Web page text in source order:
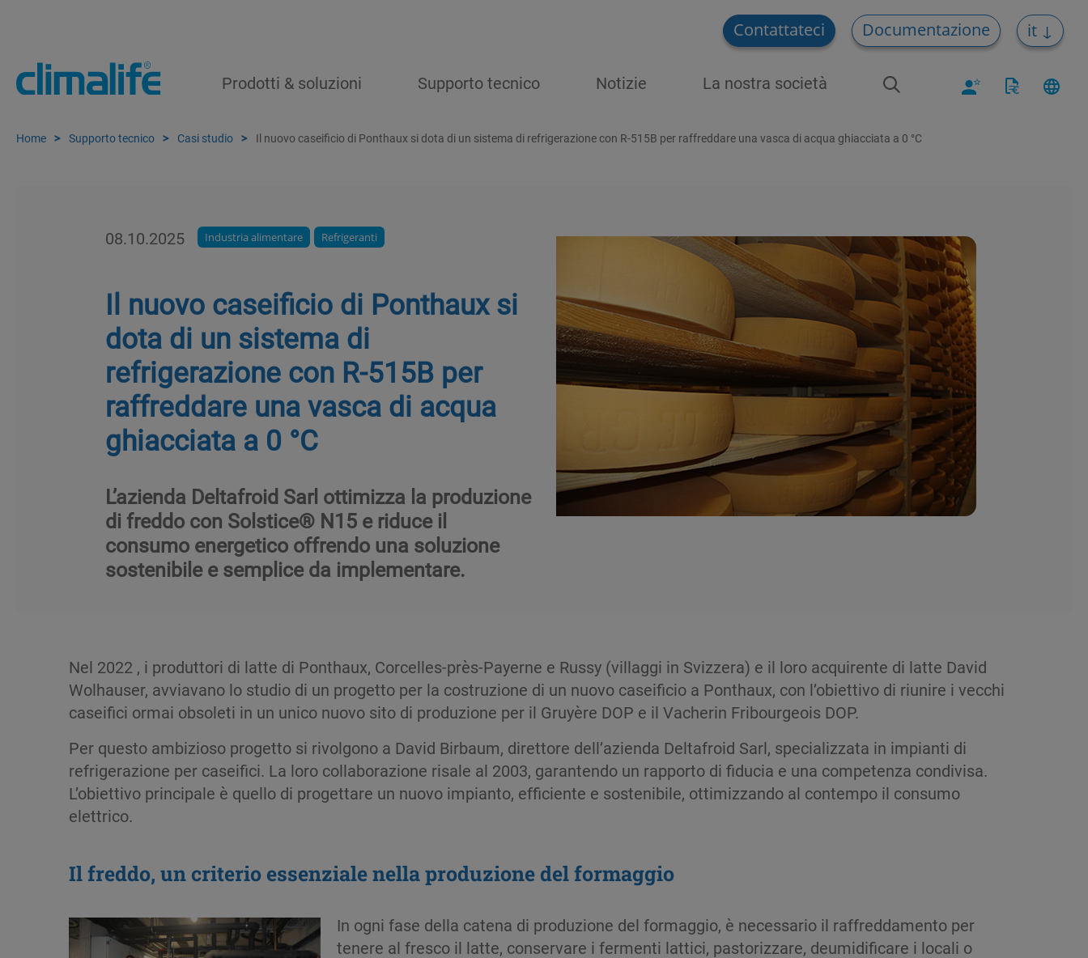
Contattateci Documentazione it
Prodotti & soluzioni Supporto tecnico Notizie La nostra società
Home Supporto tecnico Casi studio Il nuovo caseificio di Ponthaux si dota di un sistema di refrigerazione con R-515B per raffreddare una vasca di acqua ghiacciata a 0 °C
08.10.2025 Industria alimentare Refrigeranti
Il nuovo caseificio di Ponthaux si
dota di un sistema di
refrigerazione con R-515B per
raffreddare una vasca di acqua
ghiacciata a 0 °C
L’azienda Deltafroid Sarl ottimizza la produzione
di freddo con Solstice® N15 e riduce il
consumo energetico offrendo una soluzione
sostenibile e semplice da implementare.
Nel 2022 , i produttori di latte di Ponthaux, Corcelles-près-Payerne e Russy (villaggi in Svizzera) e il loro acquirente di latte David
Wolhauser, avviavano lo studio di un progetto per la costruzione di un nuovo caseificio a Ponthaux, con l’obiettivo di riunire i vecchi
caseifici ormai obsoleti in un unico nuovo sito di produzione per il Gruyère DOP e il Vacherin Fribourgeois DOP.
Per questo ambizioso progetto si rivolgono a David Birbaum, direttore dell’azienda Deltafroid Sarl, specializzata in impianti di
refrigerazione per caseifici. La loro collaborazione risale al 2003, garantendo un rapporto di fiducia e una competenza condivisa.
L’obiettivo principale è quello di progettare un nuovo impianto, efficiente e sostenibile, ottimizzando al contempo il consumo
elettrico.
Il freddo, un criterio essenziale nella produzione del formaggio
In ogni fase della catena di produzione del formaggio, è necessario il raffreddamento per
tenere al fresco il latte, conservare i fermenti lattici, pastorizzare, deumidificare i locali o